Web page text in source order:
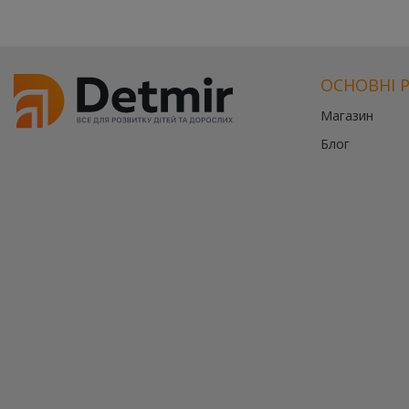
ОСНОВНІ
Магазин
Блог